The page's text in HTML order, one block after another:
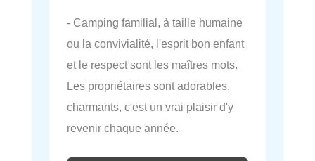
- Camping familial, à taille humaine
ou la convivialité, l'esprit bon enfant
et le respect sont les maîtres mots.
Les propriétaires sont adorables,
charmants, c'est un vrai plaisir d'y
revenir chaque année.